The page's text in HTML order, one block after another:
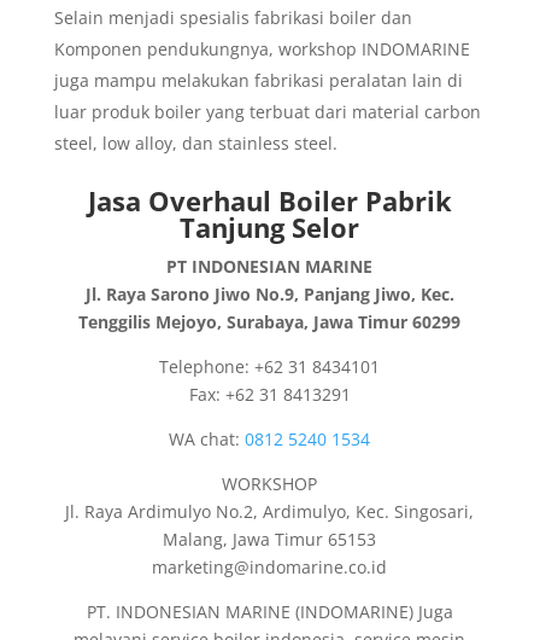
Selain menjadi spesialis fabrikasi boiler dan
Komponen pendukungnya, workshop INDOMARINE
juga mampu melakukan fabrikasi peralatan lain di
luar produk boiler yang terbuat dari material carbon
steel, low alloy, dan stainless steel.
Jasa Overhaul Boiler Pabrik
Tanjung Selor
PT INDONESIAN MARINE
Jl. Raya Sarono Jiwo No.9, Panjang Jiwo, Kec.
Tenggilis Mejoyo, Surabaya, Jawa Timur 60299
Telephone: +62 31 8434101
Fax: +62 31 8413291
WA chat:0812 5240 1534
WORKSHOP
Jl. Raya Ardimulyo No.2, Ardimulyo, Kec. Singosari,
Malang, Jawa Timur 65153
marketing@indomarine.co.id
PT. INDONESIAN MARINE (INDOMARINE) Juga